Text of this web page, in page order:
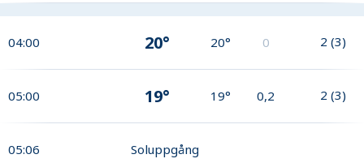
04:00 20° 20° 0 2 (3)
05:00 19° 19° 0,2 2 (3)
05:06 Soluppgång